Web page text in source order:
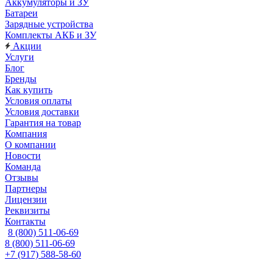
Аккумуляторы и ЗУ
Батареи
Зарядные устройства
Комплекты АКБ и ЗУ
Акции
Услуги
Блог
Бренды
Как купить
Условия оплаты
Условия доставки
Гарантия на товар
Компания
О компании
Новости
Команда
Отзывы
Партнеры
Лицензии
Реквизиты
Контакты
8 (800) 511-06-69
8 (800) 511-06-69
+7 (917) 588-58-60